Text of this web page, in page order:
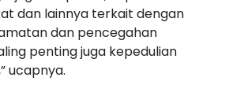
dan lainnya terkait dengan
dan pencegahan
penting juga kepedulian
ucapnya.